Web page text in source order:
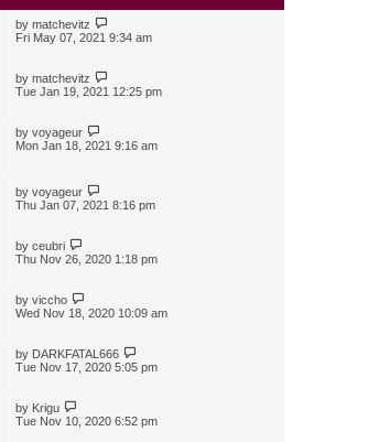
e
s
t
s
t
by matchevitz
Fri May 07, 2021 9:34 am
by matchevitz
Tue Jan 19, 2021 12:25 pm
by voyageur
Mon Jan 18, 2021 9:16 am
by voyageur
Thu Jan 07, 2021 8:16 pm
by ceubri
Thu Nov 26, 2020 1:18 pm
by viccho
Wed Nov 18, 2020 10:09 am
by DARKFATAL666
Tue Nov 17, 2020 5:05 pm
by Krigu
Tue Nov 10, 2020 6:52 pm